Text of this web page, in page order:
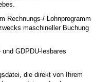
Rechnungs-/ Lohnprogramm
maschineller Buchung
GDPDU-lesbares
die direkt von Ihrem